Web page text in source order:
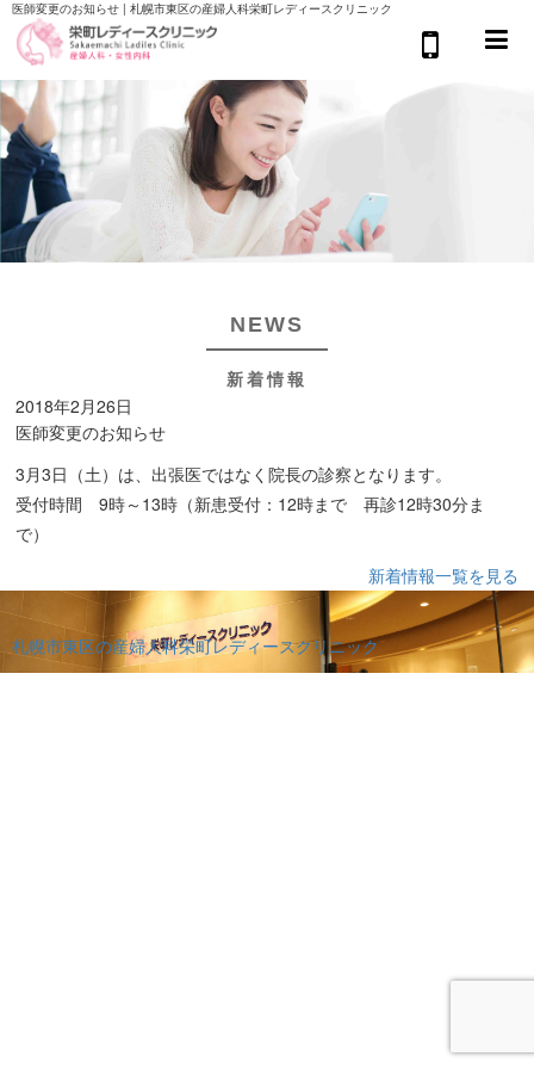
医師変更のお知らせ | 札幌市東区の産婦人科栄町レディースクリニック
NEWS
新着情報
2018年2月26日
医師変更のお知らせ
3月3日（土）は、出張医ではなく院長の診察となります。
受付時間 9時～13時（新患受付：12時まで 再診12時30分ま
で）
新着情報一覧を見る
札幌市東区の産婦人科栄町レディースクリニック